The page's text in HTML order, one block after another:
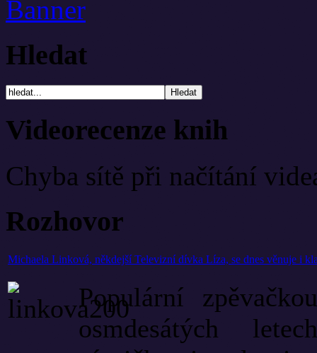
Hledat
Videorecenze knih
Chyba sítě při načítání
Rozhovor
Michaela Linková, někdejší Televizní dívka Líza, se dnes věnuje i
Populární
osmdesátých